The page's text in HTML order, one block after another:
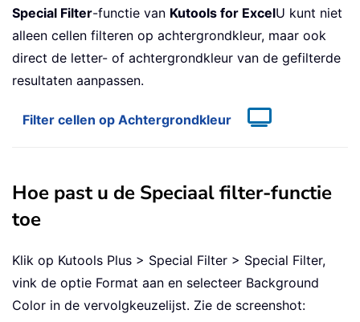
Special Filter-functie van Kutools for ExcelU kunt niet
alleen cellen filteren op achtergrondkleur, maar ook
direct de letter- of achtergrondkleur van de gefilterde
resultaten aanpassen.
Filter cellen op Achtergrondkleur
Hoe past u de Speciaal filter-functie
toe
Klik op Kutools Plus > Special Filter > Special Filter,
vink de optie Format aan en selecteer Background
Color in de vervolgkeuzelijst. Zie de screenshot: